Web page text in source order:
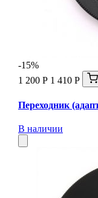
-15%
1 200 Р 1 410 Р
Переходник
В наличии